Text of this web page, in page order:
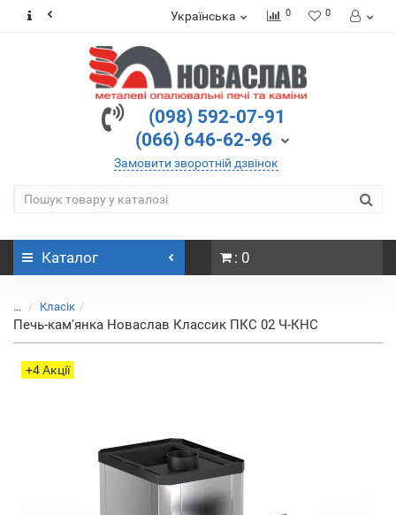
Українська 0 0
(098) 592-07-91
(066) 646-62-96
Замовити зворотній дзвінок
Каталог : 0
... Класік
Печь-кам'янка Новаслав Классик ПКС 02 Ч-КНС
+4 Акції